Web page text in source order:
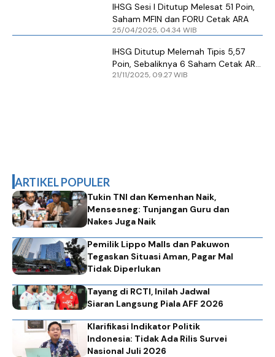
IHSG Sesi I Ditutup Melesat 51 Poin,
25/04/2025, 04.34 WIB
IHSG Ditutup Melemah Tipis 5,57
Poin, Sebaliknya 6 Saham Cetak ARA
21/11/2025, 09.27 WIB
ARTIKEL POPULER
Tukin TNI dan Kemenhan Naik,
Mensesneg: Tunjangan Guru dan
Nakes Juga Naik
Pemilik Lippo Malls dan Pakuwon
Tegaskan Situasi Aman, Pagar Mal
Tidak Diperlukan
Tayang di RCTI, Inilah Jadwal
Siaran Langsung Piala AFF 2026
Klarifikasi Indikator Politik
Indonesia: Tidak Ada Rilis Survei
Nasional Juli 2026